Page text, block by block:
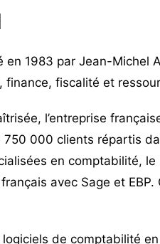
1983 par Jean-Michel
finance, fiscalité et
l’entreprise
750 000 clients répartis
en comptabilité, le
avec Sage et EBP.
de comptabilité